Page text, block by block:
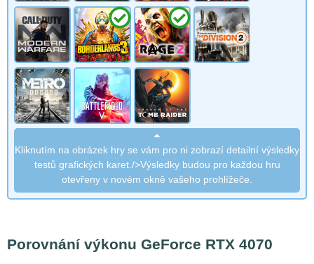
Kliknutím na obrázek hry se vám pro ni zobrazí detailní výsledky
testů grafických karet./>Výsledky budou pro každou hru
otevřeny v novém okně vašeho prohlížeče.
Porovnání výkonu GeForce RTX 4070